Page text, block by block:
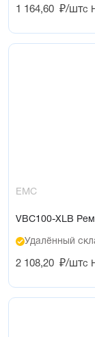
1 164,60 ₽/штс
EMC
VBC100-XLB
Удалённый
2 108,20 ₽/штс